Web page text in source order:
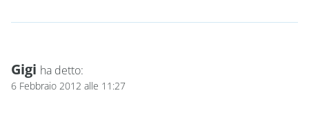
Gigi ha detto:
6 Febbraio 2012 alle 11:27